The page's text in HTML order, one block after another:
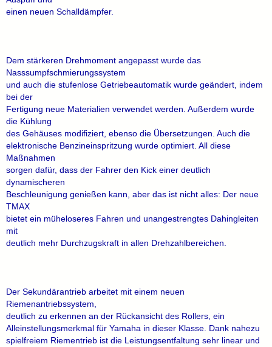
einen neuen Schalldämpfer.
Dem stärkeren Drehmoment angepasst wurde das
Nasssumpfschmierungssystem
und auch die stufenlose Getriebeautomatik wurde geändert, indem
bei der
Fertigung neue Materialien verwendet werden. Außerdem wurde
die Kühlung
des Gehäuses modifiziert, ebenso die Übersetzungen. Auch die
elektronische Benzineinspritzung wurde optimiert. All diese
Maßnahmen
sorgen dafür, dass der Fahrer den Kick einer deutlich
dynamischeren
Beschleunigung genießen kann, aber das ist nicht alles: Der neue
TMAX
bietet ein müheloseres Fahren und unangestrengtes Dahingleiten
mit
deutlich mehr Durchzugskraft in allen Drehzahlbereichen.
Der Sekundärantrieb arbeitet mit einem neuen
Riemenantriebssystem,
deutlich zu erkennen an der Rückansicht des Rollers, ein
Alleinstellungsmerkmal für Yamaha in dieser Klasse. Dank nahezu
spielfreiem Riementrieb ist die Leistungsentfaltung sehr linear und